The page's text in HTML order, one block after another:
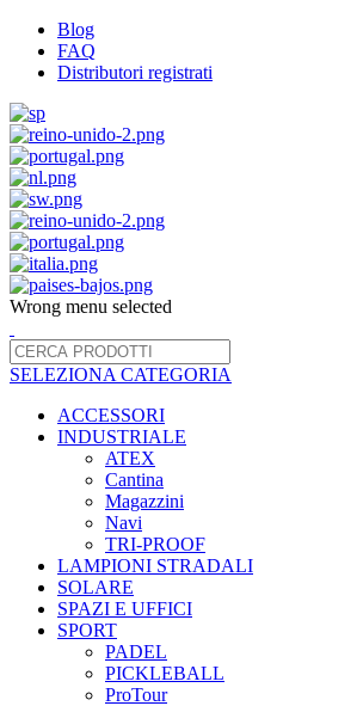
Blog
FAQ
Distributori registrati
Wrong menu selected
SELEZIONA CATEGORIA
ACCESSORI
INDUSTRIALE
ATEX
Cantina
Magazzini
Navi
TRI-PROOF
LAMPIONI STRADALI
SOLARE
SPAZI E UFFICI
SPORT
PADEL
PICKLEBALL
ProTour